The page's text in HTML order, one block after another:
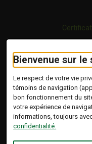
Bienvenue sur
Le respect de votre vie
témoins de navigation
bon fonctionnement du
votre expérience de
informations, toujours
confidentialité.
Copyright ©
Les Pages